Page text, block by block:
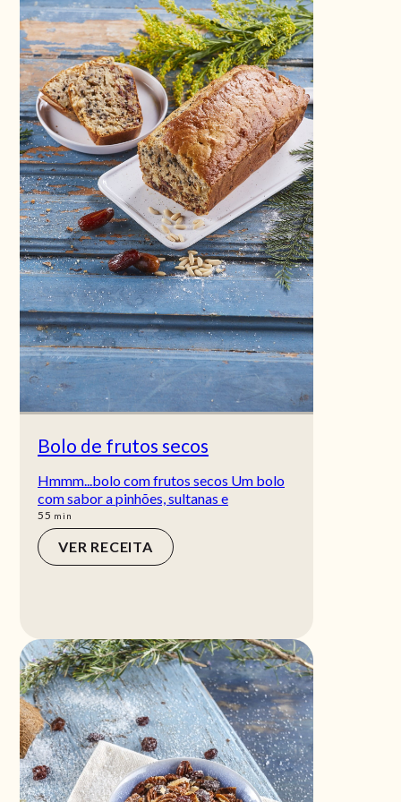
Bolo de frutos secos
Hmmm...bolo com frutos secos Um bolo
com sabor a pinhões, sultanas e
55 min
min
VER RECEITA